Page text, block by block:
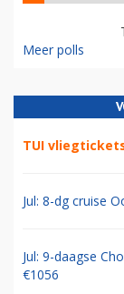
Meer polls
TUI
Jul: 8-dg cruise
Jul: 9-daagse
€1056